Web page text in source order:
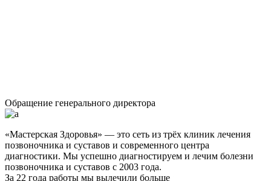
Обращение генерального директора
«Мастерская Здоровья» — это сеть из трёх клиник лечения
позвоночника и суставов и современного центра
диагностики. Мы успешно диагностируем и лечим болезни
позвоночника и суставов с 2003 года.
За 22 года работы мы вылечили больше